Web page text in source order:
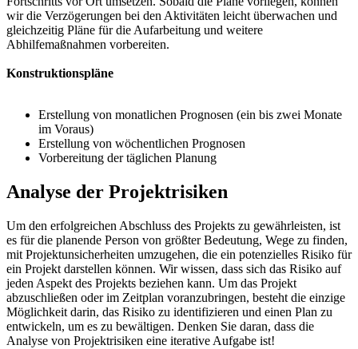
wir die Verzögerungen bei den Aktivitäten leicht überwachen und
gleichzeitig Pläne für die Aufarbeitung und weitere
Abhilfemaßnahmen vorbereiten.
Konstruktionspläne
Erstellung von monatlichen Prognosen (ein bis zwei Monate
im Voraus)
Erstellung von wöchentlichen Prognosen
Vorbereitung der täglichen Planung
Analyse der Projektrisiken
Um den erfolgreichen Abschluss des Projekts zu gewährleisten, ist
es für die planende Person von größter Bedeutung, Wege zu finden,
mit Projektunsicherheiten umzugehen, die ein potenzielles Risiko für
ein Projekt darstellen können. Wir wissen, dass sich das Risiko auf
jeden Aspekt des Projekts beziehen kann. Um das Projekt
abzuschließen oder im Zeitplan voranzubringen, besteht die einzige
Möglichkeit darin, das Risiko zu identifizieren und einen Plan zu
entwickeln, um es zu bewältigen. Denken Sie daran, dass die
Analyse von Projektrisiken eine iterative Aufgabe ist!